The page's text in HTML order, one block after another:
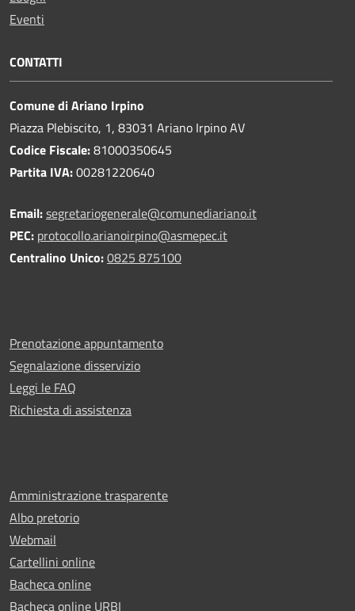
Eventi
CONTATTI
Comune di Ariano Irpino
Piazza Plebiscito, 1, 83031 Ariano Irpino AV
Codice Fiscale:81000350645
Partita IVA:00281220640
Email:segretariogenerale@comunediariano.it
PEC: protocollo.arianoirpino@asmepec.it
Centralino Unico:0825 875100
Prenotazione appuntamento
Segnalazione disservizio
Leggi le FAQ
Richiesta di assistenza
Amministrazione trasparente
Albo pretorio
Webmail
Cartellini online
Bacheca online
Bacheca online URBI